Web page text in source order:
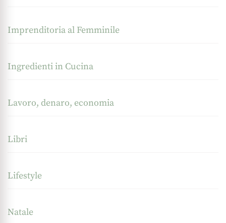
Imprenditoria al Femminile
Ingredienti in Cucina
Lavoro, denaro, economia
Libri
Lifestyle
Natale